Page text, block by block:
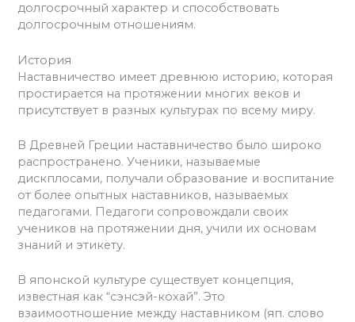
долгосрочный характер и способствовать
долгосрочным отношениям.
История
Наставничество имеет древнюю историю, которая
простирается на протяжении многих веков и
присутствует в разных культурах по всему миру.
В Древней Греции наставничество было широко
распространено. Ученики, называемые
дискплосами, получали образование и воспитание
от более опытных наставников, называемых
педагогами. Педагоги сопровождали своих
учеников на протяжении дня, учили их основам
знаний и этикету.
В японской культуре существует концепция,
известная как “сэнсэй-кохай”. Это
взаимоотношение между наставником (яп. слово